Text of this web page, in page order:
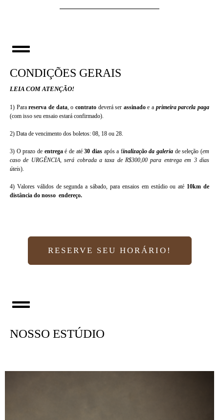
CONDIÇÕES GERAIS
LEIA COM ATENÇÃO!
1) Parareserva de data, o contratodeverá ser assinadoe a primeira parcela paga
(com isso seu ensaio estará confirmado).
2) Data de vencimento dos boletos: 08, 18 ou 28.
3) O prazo de entregaé de até30 diasapós a finalização da galeria de seleção (em
caso de URGÊNCIA, será cobrada a taxa de R$300,00 para entrega em 3 dias
úteis).
4) Valores válidos de segunda a sábado, para ensaios em estúdio ou até 10km de
distância do nosso endereço.
RESERVE SEU HORÁRIO!
NOSSO ESTÚDIO